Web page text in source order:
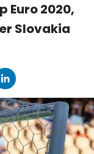
Euro 2020,
Slovakia